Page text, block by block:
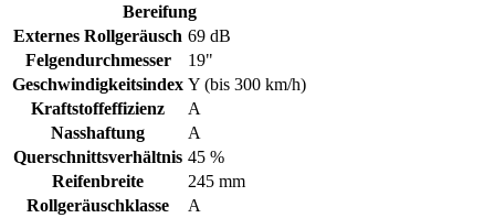
Bereifung
Externes Rollgeräusch 69 dB
Felgendurchmesser
19"
Geschwindigkeitsindex Y (bis 300 km/h)
Kraftstoffeffizienz
A
Nasshaftung
A
Querschnittsverhältnis 45 %
Reifenbreite
245 mm
Rollgeräuschklasse
A